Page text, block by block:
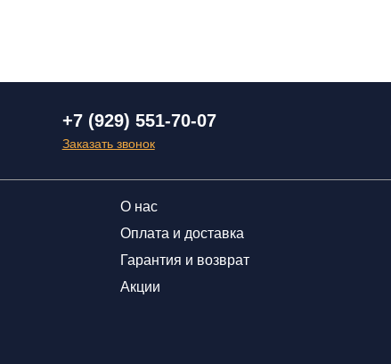
+7 (929) 551-70-07
Заказать звонок
О нас
Оплата и доставка
Гарантия и возврат
Акции